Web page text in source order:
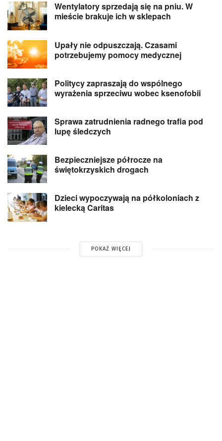
Wentylatory sprzedają się na pniu. W
mieście brakuje ich w sklepach
Upały nie odpuszczają. Czasami
potrzebujemy pomocy medycznej
Politycy zapraszają do wspólnego
wyrażenia sprzeciwu wobec ksenofobii
Sprawa zatrudnienia radnego trafia pod
lupę śledczych
Bezpieczniejsze półrocze na
świętokrzyskich drogach
Dzieci wypoczywają na półkoloniach z
kielecką Caritas
POKAŻ WIĘCEJ